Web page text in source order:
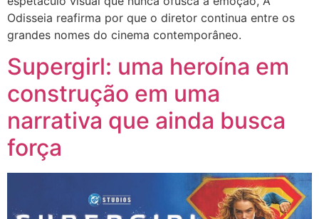
Odisseia reafirma por que o diretor continua entre os
grandes nomes do cinema contemporâneo.
Supergirl: uma heroína em
construção em uma
narrativa que ainda busca
força